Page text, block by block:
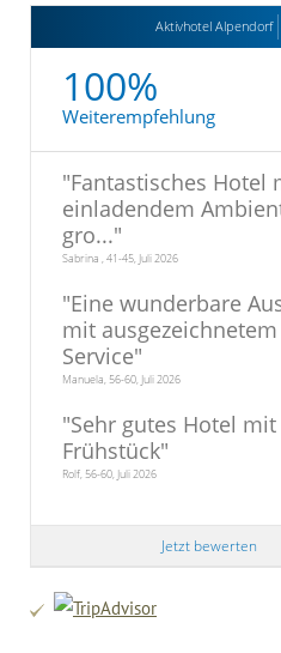
Aktivhotel Alpendorf
100%
Weiterempfehlung
"Fantastisches Hotel
einladendem
gro..."
Sabrina , 41-45, Juli 2026
"Eine wunderbare
mit ausgezeichnetem
Service"
Manuela, 56-60, Juli 2026
"Sehr gutes Hotel
Frühstück"
Rolf, 56-60, Juli 2026
Jetzt bewerten